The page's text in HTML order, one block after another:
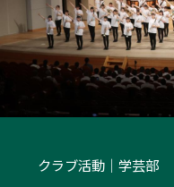
クラブ活動｜学芸部